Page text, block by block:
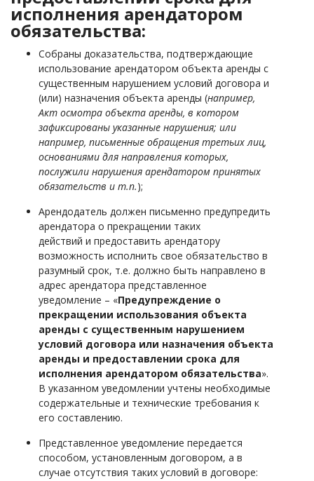
исполнения арендатором
обязательства:
Собраны доказательства, подтверждающие
использование арендатором объекта аренды с
существенным нарушением условий договора и
(или) назначения объекта аренды (например,
Акт осмотра объекта аренды, в котором
зафиксированы указанные нарушения; или
например, письменные обращения третьих лиц,
основаниями для направления которых,
послужили нарушения арендатором принятых
обязательств и т.п.);
Арендодатель должен письменно предупредить
арендатора о прекращении таких
действий и предоставить арендатору
возможность исполнить свое обязательство в
разумный срок, т.е. должно быть направлено в
адрес арендатора представленное
уведомление – «Предупреждение о
прекращении использования объекта
аренды с существенным нарушением
условий договора или назначения объекта
аренды и предоставлении срока для
исполнения арендатором обязательства».
В указанном уведомлении учтены необходимые
содержательные и технические требования к
его составлению.
Представленное уведомление передается
способом, установленным договором, а в
случае отсутствия таких условий в договоре: